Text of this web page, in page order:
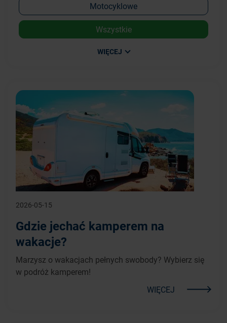
Motocyklowe
Wszystkie
WIĘCEJ
2026-05-15
Gdzie jechać kamperem na
wakacje?
Marzysz o wakacjach pełnych swobody? Wybierz się
w podróż kamperem!
WIĘCEJ